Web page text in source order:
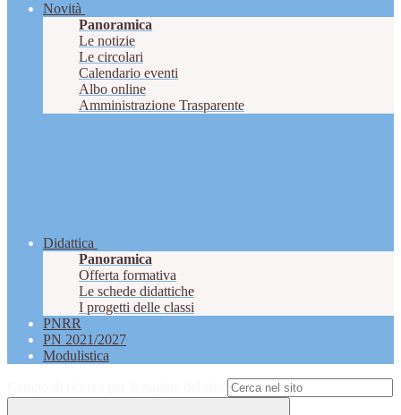
Novità
Panoramica
Le notizie
Le circolari
Calendario eventi
Albo online
Amministrazione Trasparente
Didattica
Panoramica
Offerta formativa
Le schede didattiche
I progetti delle classi
PNRR
PN 2021/2027
Modulistica